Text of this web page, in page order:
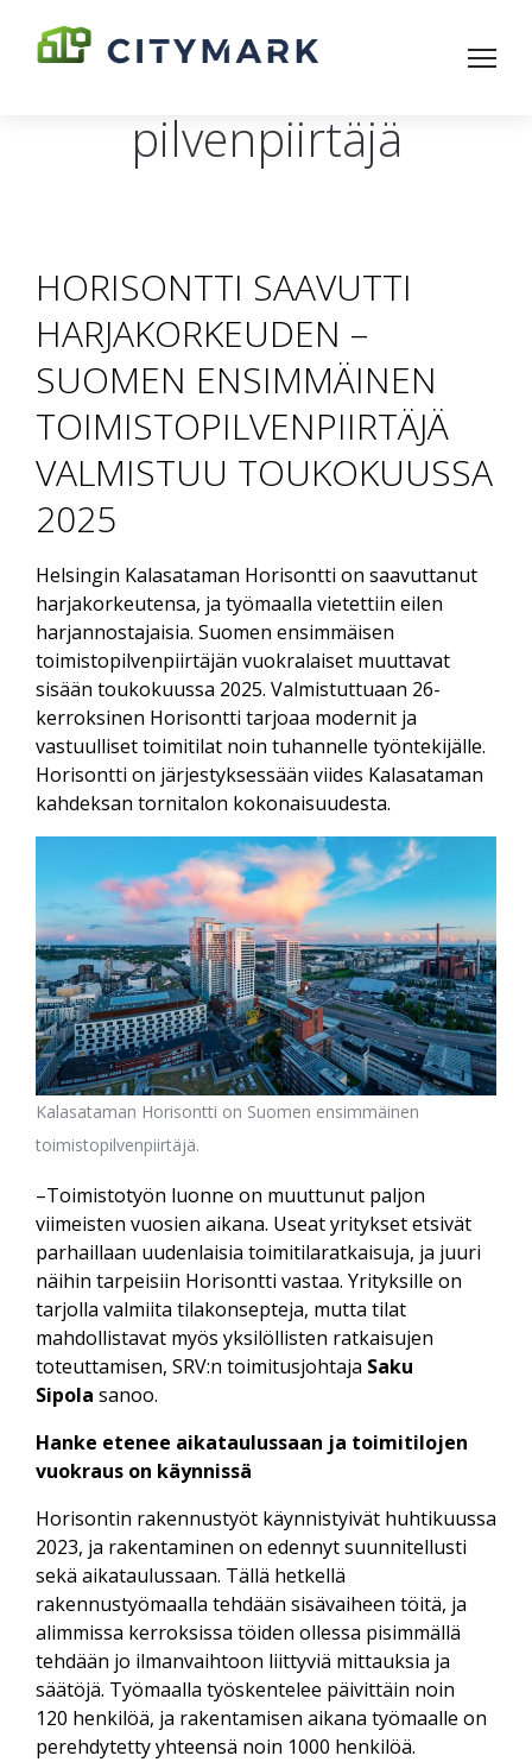
pilvenpiirtäjä
HORISONTTI SAAVUTTI
HARJAKORKEUDEN –
SUOMEN ENSIMMÄINEN
TOIMISTOPILVENPIIRTÄJÄ
VALMISTUU TOUKOKUUSSA
2025
Helsingin Kalasataman Horisontti on saavuttanut
harjakorkeutensa, ja työmaalla vietettiin eilen
harjannostajaisia. Suomen ensimmäisen
toimistopilvenpiirtäjän vuokralaiset muuttavat
sisään toukokuussa 2025. Valmistuttuaan 26-
kerroksinen Horisontti tarjoaa modernit ja
vastuulliset toimitilat noin tuhannelle työntekijälle.
Horisontti on järjestyksessään viides Kalasataman
kahdeksan tornitalon kokonaisuudesta.
Kalasataman Horisontti on Suomen ensimmäinen
toimistopilvenpiirtäjä.
–Toimistotyön luonne on muuttunut paljon
viimeisten vuosien aikana. Useat yritykset etsivät
parhaillaan uudenlaisia toimitilaratkaisuja, ja juuri
näihin tarpeisiin Horisontti vastaa. Yrityksille on
tarjolla valmiita tilakonsepteja, mutta tilat
mahdollistavat myös yksilöllisten ratkaisujen
toteuttamisen, SRV:n toimitusjohtaja Saku
Sipola sanoo.
Hanke etenee aikataulussaan ja toimitilojen
vuokraus on käynnissä
Horisontin rakennustyöt käynnistyivät huhtikuussa
2023, ja rakentaminen on edennyt suunnitellusti
sekä aikataulussaan. Tällä hetkellä
rakennustyömaalla tehdään sisävaiheen töitä, ja
alimmissa kerroksissa töiden ollessa pisimmällä
tehdään jo ilmanvaihtoon liittyviä mittauksia ja
säätöjä. Työmaalla työskentelee päivittäin noin
120 henkilöä, ja rakentamisen aikana työmaalle on
perehdytetty yhteensä noin 1000 henkilöä.